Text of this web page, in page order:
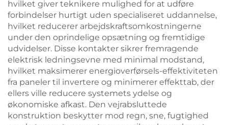
hvilket giver teknikere mulighed for at udføre
forbindelser hurtigt uden specialiseret uddannelse,
hvilket reducerer arbejdskraftsomkostningerne
under den oprindelige opsætning og fremtidige
udvidelser. Disse kontakter sikrer fremragende
elektrisk ledningsevne med minimal modstand,
hvilket maksimerer energioverførsels-effektiviteten
fra paneler til invertere og minimerer effekttab, der
ellers ville reducere systemets ydelse og
økonomiske afkast. Den vejrabsluttede
konstruktion beskytter mod regn, sne, fugtighed